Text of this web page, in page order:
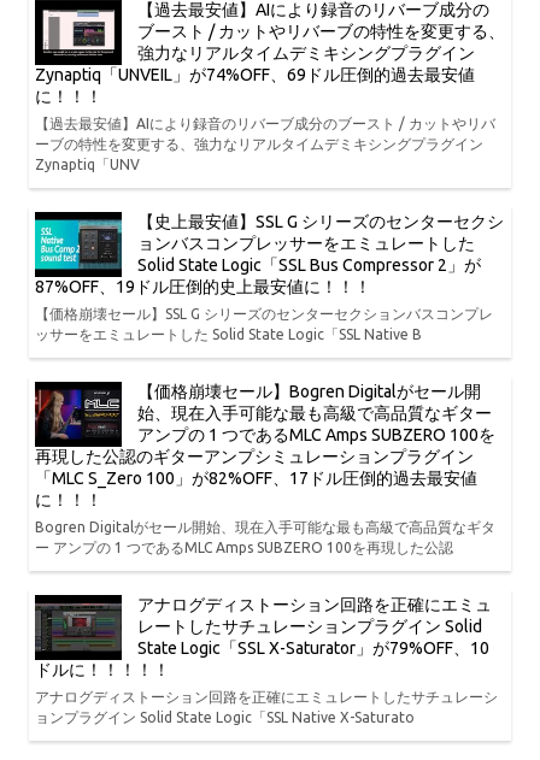
【過去最安値】AIにより録音のリバーブ成分の
ブースト / カットやリバーブの特性を変更する、
強力なリアルタイムデミキシングプラグイン
Zynaptiq「UNVEIL」が74%OFF、69ドル圧倒的過去最安値
に！！！
【過去最安値】AIにより録音のリバーブ成分のブースト / カットやリバ
ーブの特性を変更する、強力なリアルタイムデミキシングプラグイン
Zynaptiq「UNV
【史上最安値】SSL G シリーズのセンターセクシ
ョンバスコンプレッサーをエミュレートした
Solid State Logic「SSL Bus Compressor 2」が
87%OFF、19ドル圧倒的史上最安値に！！！
【価格崩壊セール】SSL G シリーズのセンターセクションバスコンプレ
ッサーをエミュレートした Solid State Logic「SSL Native B
【価格崩壊セール】Bogren Digitalがセール開
始、現在入手可能な最も高級で高品質なギター
アンプの 1 つであるMLC Amps SUBZERO 100を
再現した公認のギターアンプシミュレーションプラグイン
「MLC S_Zero 100」が82%OFF、17ドル圧倒的過去最安値
に！！！
Bogren Digitalがセール開始、現在入手可能な最も高級で高品質なギタ
ー アンプの 1 つであるMLC Amps SUBZERO 100を再現した公認
アナログディストーション回路を正確にエミュ
レートしたサチュレーションプラグイン Solid
State Logic「SSL X-Saturator」が79%OFF、10
ドルに！！！！！
アナログディストーション回路を正確にエミュレートしたサチュレーシ
ョンプラグイン Solid State Logic「SSL Native X-Saturato